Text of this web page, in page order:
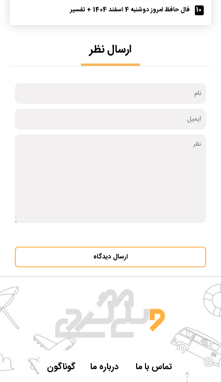
10
فال حافظ امروز دوشنبه 4 اسفند 1404 + تفسیر
ارسال نظر
ارسال دیدگاه
تماس با ما درباره ما گوناگون